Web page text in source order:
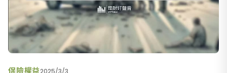
保險權益2025/3/3